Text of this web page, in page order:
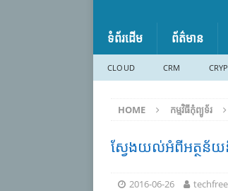
ទំព័រដើម ព័ត៌មាន
CLOUD CRM
HOME កម្មវិធីកុំព្យូទ័រ
ស្វែង​យល់​​អំពី​អត្ថន័យ​​
2016-06-26 techfree